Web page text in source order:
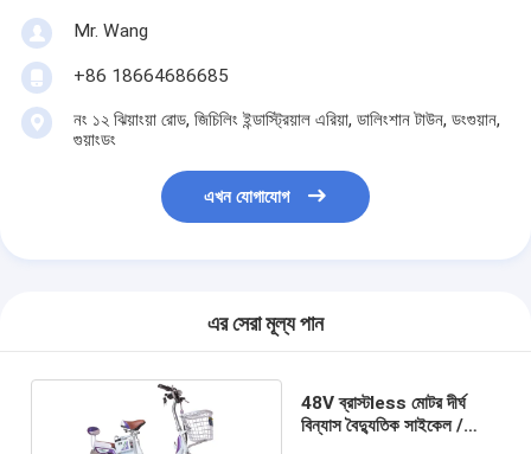
Mr. Wang
+86 18664686685
নং ১২ ঝিয়াংয়া রোড, জিচিলিং ইন্ডাস্ট্রিয়াল এরিয়া, ডালিংশান টাউন, ডংগুয়ান,
গুয়াংডং
এখন যোগাযোগ
এর সেরা মূল্য পান
48V ব্রাস্টless মোটর দীর্ঘ
বিন্যাস বৈদ্যুতিক সাইকেল /